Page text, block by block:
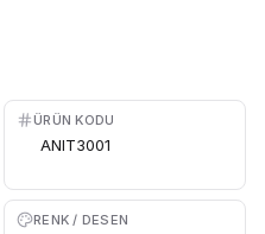
ÜRÜN KODU
ANIT3001
RENK / DESEN